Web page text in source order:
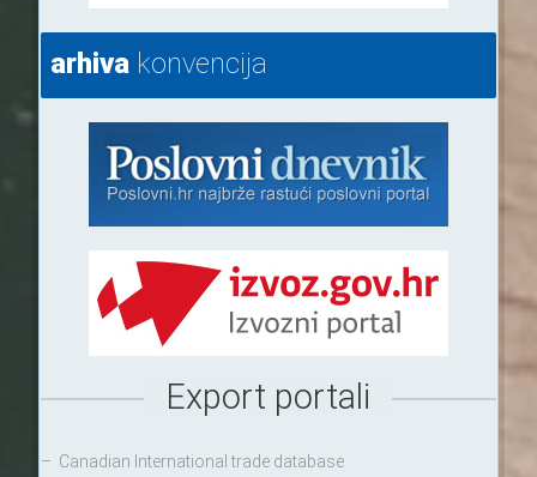
arhivakonvencija
Export portali
– Canadian International trade database